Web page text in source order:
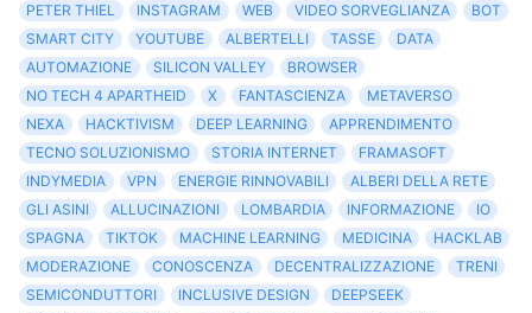
PETER THIEL
INSTAGRAM WEB VIDEO SORVEGLIANZA
BOT
SMART CITY
YOUTUBE ALBERTELLI TASSE
DATA
AUTOMAZIONE
SILICON VALLEY
BROWSER
NO TECH 4 APARTHEID
X FANTASCIENZA
METAVERSO
NEXA
HACKTIVISM DEEP LEARNING
APPRENDIMENTO
TECNO SOLUZIONISMO
STORIA INTERNET
FRAMASOFT
INDYMEDIA
VPN ENERGIE RINNOVABILI
ALBERI DELLA RETE
GLI ASINI
ALLUCINAZIONI LOMBARDIA INFORMAZIONE
IO
SPAGNA
TIKTOK MACHINE LEARNING MEDICINA
HACKLAB
MODERAZIONE
CONOSCENZA DECENTRALIZZAZIONE
TRENI
SEMICONDUTTORI
INCLUSIVE DESIGN
DEEPSEEK